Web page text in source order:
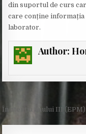
din suportul de curs
care conține
laborator.
Author:
Post
navigation
În atenţia anului III